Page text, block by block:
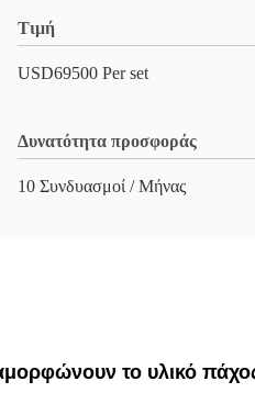
Τιμή
USD69500 Per set
Δυνατότητα προσφοράς
10 Συνδυασμοί / Μήνας
το υλικό